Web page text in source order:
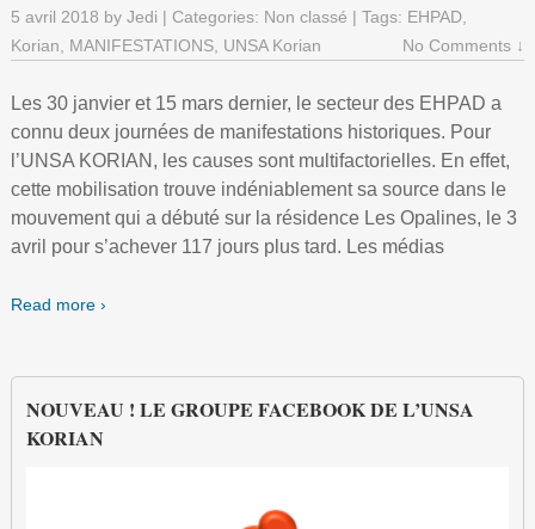
Chez vous
Actualités des CE Korian
expandir
CE Korian EHPAD Sud
expandir
CONTACTS UNSA
Le Bureau du CE
Actualités – Sept 2016
CE Korian SSR
expandir
CONTACTS UNSA
Dates du CE en 2017
CE Korian EHPAD Nord
Le Bureau du CE
Le Bureau du CE
UNSA
expandir
Vos représentants
Nos valeurs
Rôle du Délégué du Personnel
Formation CHSCT
expandir
Inscription formation CHSCT 2018
Calendrier 2018
FAQ (foire aux questions)
5 avril 2018 byJedi | Categories: Non classé | Tags: EHPAD
Korian
MANIFESTATIONS UNSA Korian No Comments ↓
Les 30 janvier et 15 mars dernier, le secteur des EHPAD a
connu deux journées de manifestations historiques. Pour
l’UNSA KORIAN, les causes sont multifactorielles. En effet,
cette mobilisation trouve indéniablement sa source dans le
mouvement qui a débuté sur la résidence Les Opalines, le 3
avril pour s’achever 117 jours plus tard. Les médias
Read more ›
NOUVEAU ! LE GROUPE FACEBOOK DE L’UNSA
KORIAN